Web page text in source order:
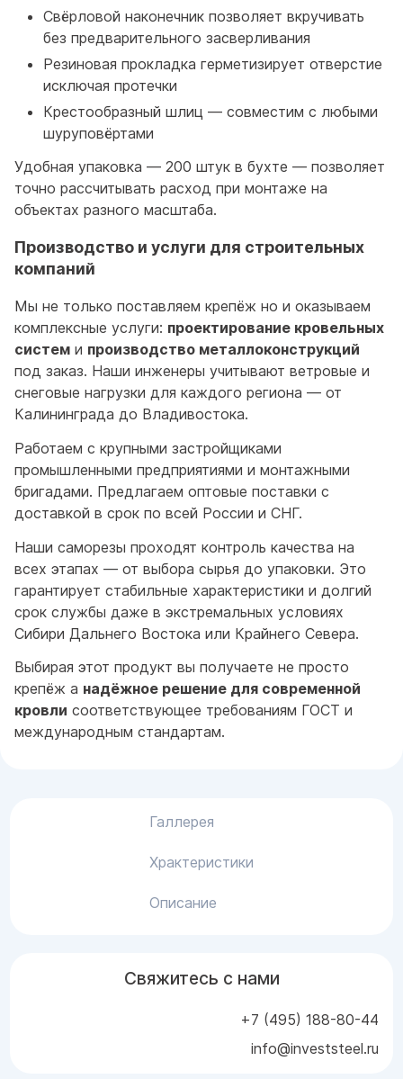
Свёрловой наконечник позволяет вкручивать
без предварительного засверливания
Резиновая прокладка герметизирует отверстие
исключая протечки
Крестообразный шлиц — совместим с любыми
шуруповёртами
Удобная упаковка — 200 штук в бухте — позволяет
точно рассчитывать расход при монтаже на
объектах разного масштаба.
Производство и услуги для строительных
компаний
Мы не только поставляем крепёж но и оказываем
комплексные услуги: проектирование кровельных
систем и производство металлоконструкций
под заказ. Наши инженеры учитывают ветровые и
снеговые нагрузки для каждого региона — от
Калининграда до Владивостока.
Работаем с крупными застройщиками
промышленными предприятиями и монтажными
бригадами. Предлагаем оптовые поставки с
доставкой в срок по всей России и СНГ.
Наши саморезы проходят контроль качества на
всех этапах — от выбора сырья до упаковки. Это
гарантирует стабильные характеристики и долгий
срок службы даже в экстремальных условиях
Сибири Дальнего Востока или Крайнего Севера.
Выбирая этот продукт вы получаете не просто
крепёж а надёжное решение для современной
кровли соответствующее требованиям ГОСТ и
международным стандартам.
Галлерея
Храктеристики
Описание
Свяжитесь с нами
+7 (495) 188-80-44
info@investsteel.ru